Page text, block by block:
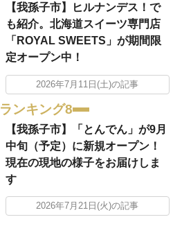
​【我孫子市】ヒルナンデス！で
も紹介。北海道スイーツ専門店
「ROYAL SWEETS」が期間限
定オープン中！
2026年7月11日(土)の記事
ランキング8
【我孫子市】「とんでん」が9月
中旬（予定）に新規オープン！
現在の現地の様子をお届けしま
す
2026年7月21日(火)の記事